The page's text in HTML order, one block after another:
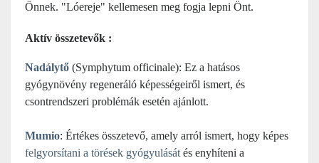
Önnek. "Lóereje" kellemesen meg fogja lepni Önt.
Aktív összetevők :
Nadálytő (Symphytum officinale): Ez a hatásos
gyógynövény regeneráló képességeiről ismert, és
csontrendszeri problémák esetén ajánlott.
Mumio: Értékes összetevő, amely arról ismert, hogy képes
felgyorsítani a törések gyógyulását és enyhíteni a